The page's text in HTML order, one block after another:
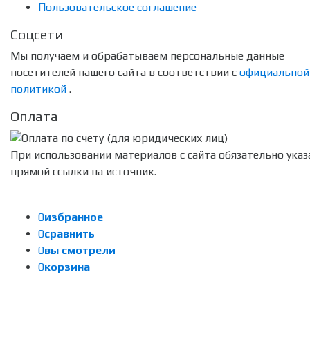
Пользовательское соглашение
Соцсети
Мы получаем и обрабатываем персональные данные
посетителей нашего сайта в соответствии с официальной
политикой .
Оплата
При использовании материалов с сайта обязательно
прямой ссылки на источник.
0избранное
0сравнить
0вы смотрели
0корзина